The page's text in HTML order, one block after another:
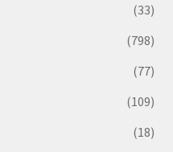
(33)
(798)
(77)
(109)
(18)